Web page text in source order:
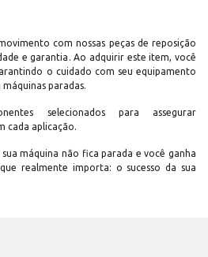
com nossas peças de reposição
e garantia. Ao adquirir este item, você
o cuidado com seu equipamento
paradas.
selecionados para assegurar
cada aplicação.
sua máquina não fica parada e você ganha
realmente importa: o sucesso da sua